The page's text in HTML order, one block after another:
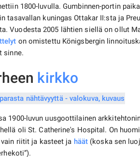
1800-luvulla. Gumbinnen-portin
tasavallan kuningas Ottakar II:sta ja
Vuodesta 2005 lähtien siellä on ollut
on omistettu Königsbergin
sinne.
kirkko
1900-luvun uusgoottilainen
oli St. Catherine's Hospital. On
riitit ja kasteet ja häät (koska sen